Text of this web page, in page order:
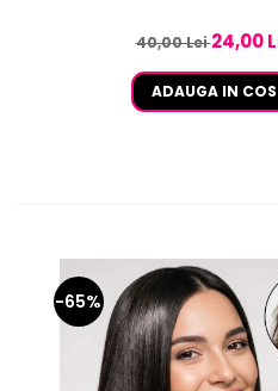
40,00 Lei24,00
ADAUGA IN COS
-65%